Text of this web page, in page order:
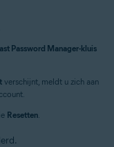
Password Manager-kluis
verschijnt, meldt u zich aan
Resetten.